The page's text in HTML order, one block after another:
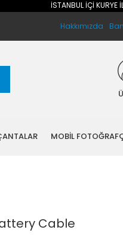
İSTANBUL İÇİ KURYE
Hakkımızda
MOBİL
Cable